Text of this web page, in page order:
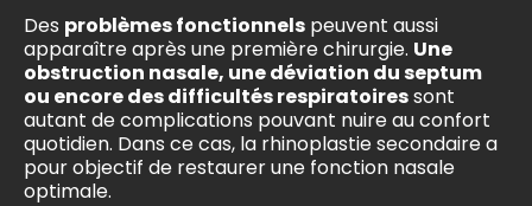
Des problèmes fonctionnels peuvent aussi
apparaître après une première chirurgie. Une
obstruction nasale, une déviation du septum
ou encore des difficultés respiratoiressont
autant de complications pouvant nuire au confort
quotidien. Dans ce cas, la rhinoplastie secondaire a
pour objectif de restaurer une fonction nasale
optimale.